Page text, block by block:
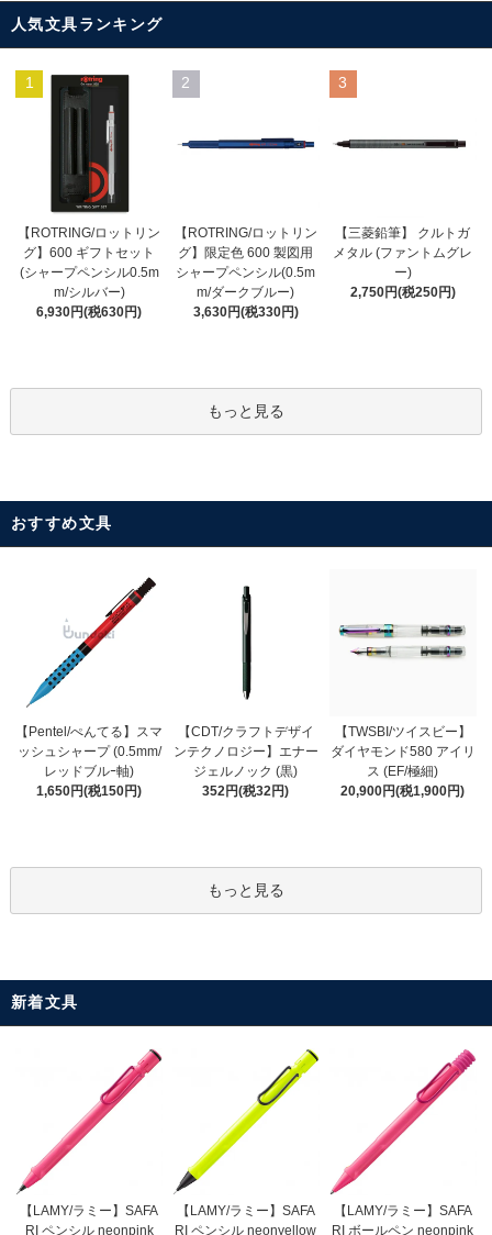
人気文具ランキング
1
【ROTRING/ロットリン
グ】600 ギフトセット
(シャープペンシル0.5m
m/シルバー)
6,930円(税630円)
2
【ROTRING/ロットリン
グ】限定色 600 製図用
シャープペンシル(0.5m
m/ダークブルー)
3,630円(税330円)
3
【三菱鉛筆】 クルトガ
メタル (ファントムグレ
ー)
2,750円(税250円)
もっと見る
おすすめ文具
【Pentel/ぺんてる】スマ
ッシュシャープ (0.5mm/
レッドブルｰ軸)
1,650円(税150円)
【CDT/クラフトデザイ
ンテクノロジー】エナー
ジェルノック (黒)
352円(税32円)
【TWSBI/ツイスビー】
ダイヤモンド580 アイリ
ス (EF/極細)
20,900円(税1,900円)
もっと見る
新着文具
【LAMY/ラミー】SAFA
RI ペンシル neonpink
【LAMY/ラミー】SAFA
RI ペンシル neonyellow
【LAMY/ラミー】SAFA
RI ボールペン neonpink